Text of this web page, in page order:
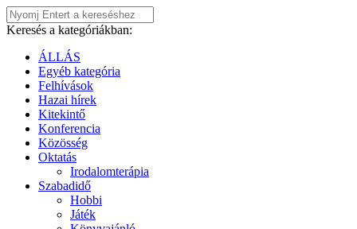
Keresés a kategóriákban:
ÁLLÁS
Egyéb kategória
Felhívások
Hazai hírek
Kitekintő
Konferencia
Közösség
Oktatás
Irodalomterápia
Szabadidő
Hobbi
Játék